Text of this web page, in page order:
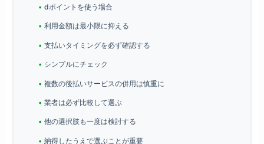
dポイントを使う場合
利用金額は最小限に抑える
支払いタイミングを必ず確認する
シンプルにチェック
複数の後払いサービスの併用は慎重に
業者は必ず比較して選ぶ
他の選択肢も一度は検討する
納得したうえで選ぶことが重要